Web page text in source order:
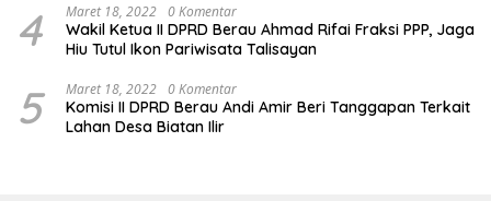
4 Maret 18, 2022 0 Komentar
Wakil Ketua II DPRD Berau Ahmad Rifai Fraksi PPP, Jaga
Hiu Tutul Ikon Pariwisata Talisayan
5 Maret 18, 2022 0 Komentar
Komisi II DPRD Berau Andi Amir Beri Tanggapan Terkait
Lahan Desa Biatan Ilir